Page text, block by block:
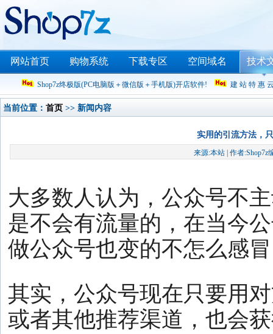
网站首页 购物系统 下载专区 空间域名 技术
Shop7z终极版(PC电脑版＋微信版＋手机版)开店软件! 建 站 特 惠
当前位置： 首页 >> 新闻内容
实用的引流方法，
来源:本站 | 作者:Shop7z
大多数人认为，公众号不
是不会有流量的，在当今
做公众号也变的不怎么感
其实，公众号现在只要用
或者其他推荐渠道，也会